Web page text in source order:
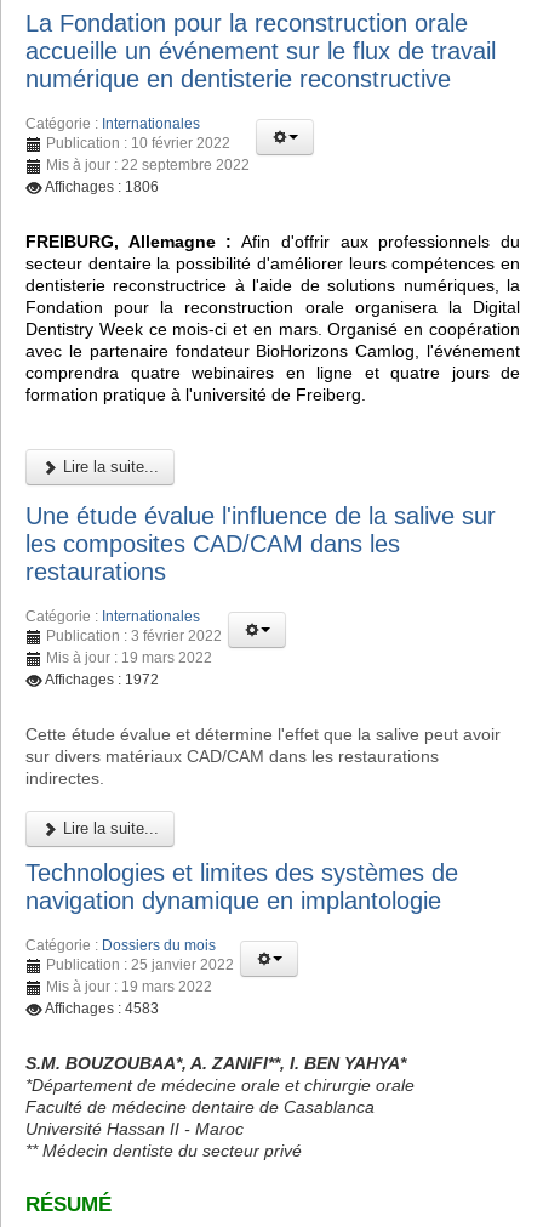
La Fondation pour la reconstruction orale
accueille un événement sur le flux de travail
numérique en dentisterie reconstructive
Catégorie : Internationales
Publication : 10 février 2022
Mis à jour : 22 septembre 2022
Affichages : 1806
FREIBURG, Allemagne : Afin d'offrir aux professionnels du
secteur dentaire la possibilité d'améliorer leurs compétences en
dentisterie reconstructrice à l'aide de solutions numériques, la
Fondation pour la reconstruction orale organisera la Digital
Dentistry Week ce mois-ci et en mars. Organisé en coopération
avec le partenaire fondateur BioHorizons Camlog, l'événement
comprendra quatre webinaires en ligne et quatre jours de
formation pratique à l'université de Freiberg.
Lire la suite...
Une étude évalue l'influence de la salive sur
les composites CAD/CAM dans les
restaurations
Catégorie : Internationales
Publication : 3 février 2022
Mis à jour : 19 mars 2022
Affichages : 1972
Cette étude évalue et détermine l'effet que la salive peut avoir
sur divers matériaux CAD/CAM dans les restaurations
indirectes.
Lire la suite...
Technologies et limites des systèmes de
navigation dynamique en implantologie
Catégorie : Dossiers du mois
Publication : 25 janvier 2022
Mis à jour : 19 mars 2022
Affichages : 4583
S.M. BOUZOUBAA*, A. ZANIFI**, I. BEN YAHYA*
*Département de médecine orale et chirurgie orale
Faculté de médecine dentaire de Casablanca
Université Hassan II - Maroc
** Médecin dentiste du secteur privé
RÉSUMÉ